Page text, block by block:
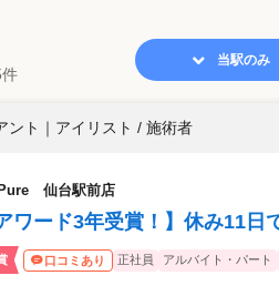
当駅のみ
ント ｜ アイリスト / 施術者
仙台駅前店
ワード3年受賞！】休み11
口コミあり 正社員 アルバイト・パート